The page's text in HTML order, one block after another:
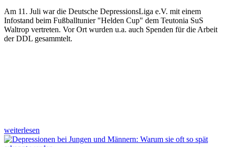
Am 11. Juli war die Deutsche DepressionsLiga e.V. mit einem
Infostand beim Fußballtunier "Helden Cup" dem Teutonia SuS
Waltrop vertreten. Vor Ort wurden u.a. auch Spenden für die Arbeit
der DDL gesammtelt.
weiterlesen